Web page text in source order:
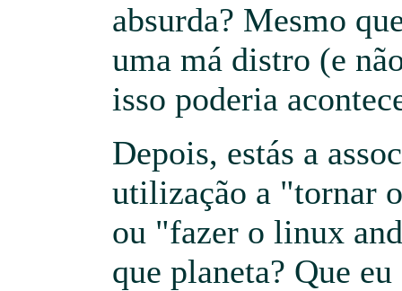
absurda? Mesmo
uma má distro (e
isso poderia
Depois, estás a
utilização a "tornar
ou "fazer o linux
que planeta? Que